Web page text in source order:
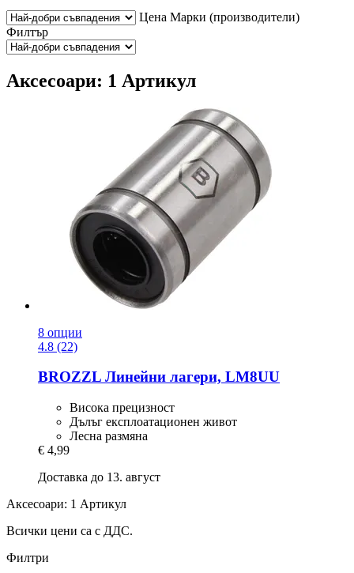
Цена Марки (производители)
Филтър
Аксесоари: 1 Артикул
8 опции
4.8 (22)
BROZZL Линейни лагери, LM8UU
Висока прецизност
Дълъг експлоатационен живот
Лесна размяна
€ 4,99
Доставка до 13. август
Аксесоари: 1 Артикул
Всички цени са с ДДС.
Филтри